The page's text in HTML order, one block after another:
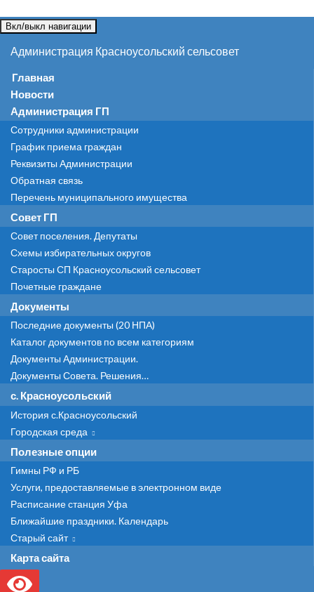
Вкл/выкл навигации
Администрация Красноусольский сельсовет
Главная
Новости
Администрация ГП
Сотрудники администрации
График приема граждан
Реквизиты Администрации
Обратная связь
Перечень муниципального имущества
Совет ГП
Совет поселения. Депутаты
Схемы избирательных округов
Старосты СП Красноусольский сельсовет
Почетные граждане
Документы
Последние документы (20 НПА)
Каталог документов по всем категориям
Документы Администрации.
Документы Совета. Решения…
с. Красноусольский
История с.Красноусольский
Городская среда
Полезные опции
Гимны РФ и РБ
Услуги, предоставляемые в электронном виде
Расписание станция Уфа
Ближайшие праздники. Календарь
Старый сайт
Карта сайта